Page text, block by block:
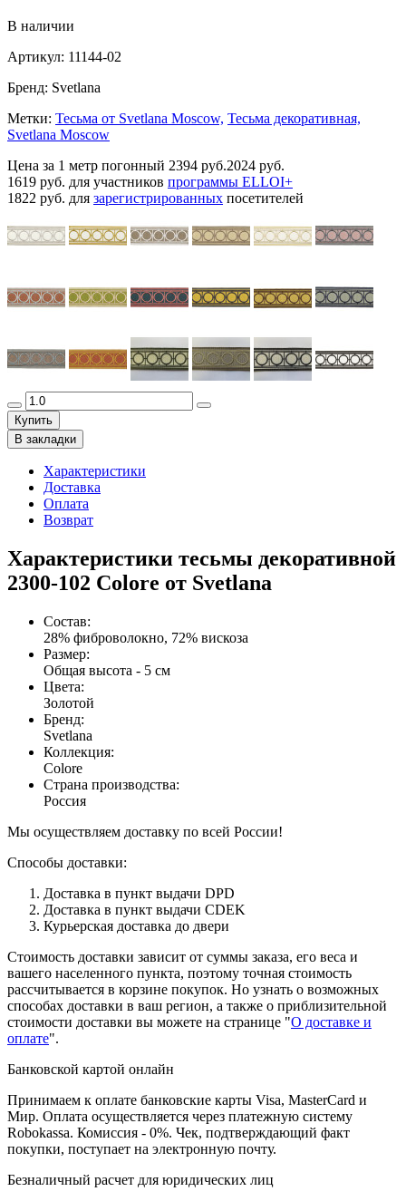
В наличии
Артикул: 11144-02
Бренд: Svetlana
Метки: Тесьма от Svetlana Moscow, Тесьма декоративная,
Svetlana Moscow
Цена за 1 метр погонный 2394 руб.2024 руб.
1619 руб. для участников программы ELLOI+
1822 руб. для зарегистрированных посетителей
Купить
В закладки
Характеристики
Доставка
Оплата
Возврат
Характеристики тесьмы декоративной
2300-102 Colore от Svetlana
Состав:
28% фиброволокно, 72% вискоза
Размер:
Общая высота - 5 см
Цвета:
Золотой
Бренд:
Svetlana
Коллекция:
Colore
Страна производства:
Россия
Мы осуществляем доставку по всей России!
Способы доставки:
Доставка в пункт выдачи DPD
Доставка в пункт выдачи CDEK
Курьерская доставка до двери
Стоимость доставки зависит от суммы заказа, его веса и
вашего населенного пункта, поэтому точная стоимость
рассчитывается в корзине покупок. Но узнать о возможных
способах доставки в ваш регион, а также о приблизительной
стоимости доставки вы можете на странице "О доставке и
оплате".
Банковской картой онлайн
Принимаем к оплате банковские карты Visa, MasterCard и
Мир. Оплата осуществляется через платежную систему
Robokassa. Комиссия - 0%. Чек, подтверждающий факт
покупки, поступает на электронную почту.
Безналичный расчет для юридических лиц